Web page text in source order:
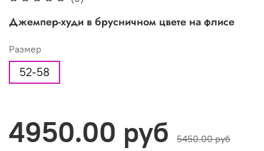
Джемпер-худи в брусничном цвете на флисе
Размер
52-58
4950.00 руб 5450.00 руб